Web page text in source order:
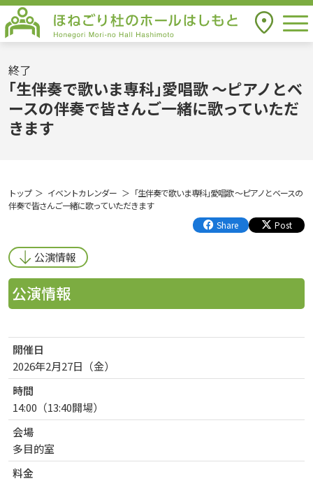
ほねごり杜のホールはしもと Honegori
Mori-no Hall Hashimoto
アクセス
終了
｢生伴奏で歌いま専科｣愛唱歌 ～ピアノとベ
ースの伴奏で皆さんご一緒に歌っていただ
きます
トップ イベントカレンダー
｢生伴奏で歌いま専科｣愛唱歌 ～ピアノとベースの
伴奏で皆さんご一緒に歌っていただきます
Share
Post
公演情報
公演情報
開催日
2026年2月27日（金
曜日
）
時間
14:00（13:40開場）
会場
多目的室
料金